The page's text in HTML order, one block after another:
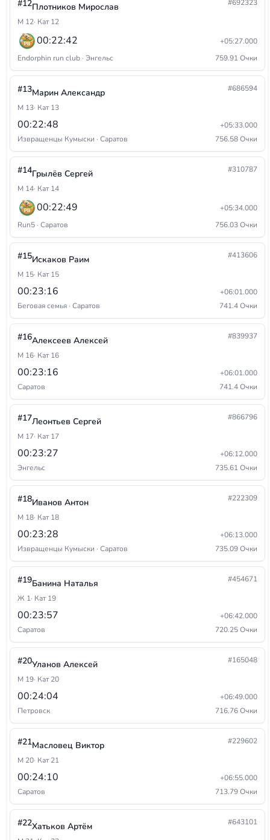
#12Плотников Мирослав
#692323
М 12· Кат 12
00:22:42
+05:27.000
Endorphin run club · Энгельс
759.91 Очки
#13Марин Александр
#686594
М 13· Кат 13
00:22:48
+05:33.000
Извращенцы Кумыски · Саратов
756.58 Очки
#14Грылёв Сергей
#310787
М 14· Кат 14
00:22:49
+05:34.000
Run5 · Саратов
756.03 Очки
#15Искаков Раим
#413606
М 15· Кат 15
00:23:16
+06:01.000
Беговая семья · Саратов
741.4 Очки
#16Алексеев Алексей
#839937
М 16· Кат 16
00:23:16
+06:01.000
Саратов
741.4 Очки
#17Леонтьев Сергей
#866796
М 17· Кат 17
00:23:27
+06:12.000
Энгельс
735.61 Очки
#18Иванов Антон
#222309
М 18· Кат 18
00:23:28
+06:13.000
Извращенцы Кумыски · Саратов
735.09 Очки
#19Банина Наталья
#454671
Ж 1· Кат 19
00:23:57
+06:42.000
Саратов
720.25 Очки
#20Уланов Алексей
#165048
М 19· Кат 20
00:24:04
+06:49.000
Петровск
716.76 Очки
#21Масловец Виктор
#229602
М 20· Кат 21
00:24:10
+06:55.000
Саратов
713.79 Очки
#22Хатьков Артём
#643101